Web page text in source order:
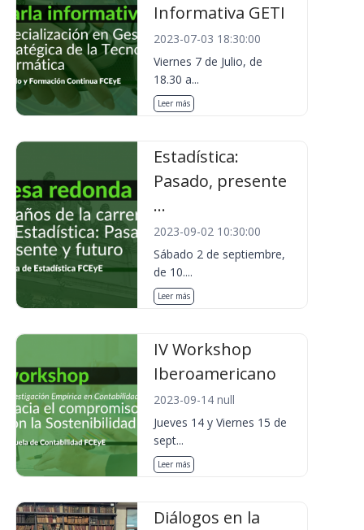
Informativa GETI
2023-07-03 18:30:00
Viernes 7 de Julio, de
18.30 a...
Leer más
Estadística:
Pasado, presente
...
2023-09-02 10:30:00
Sábado 2 de septiembre,
de 10....
Leer más
IV Workshop
Iberoamericano
2023-09-14 null
Jueves 14 y Viernes 15 de
sept...
Leer más
Diálogos en la